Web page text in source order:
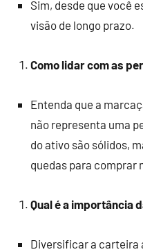
Sim, desde que você
visão de longo prazo.
Como lidar com as
Entenda que a
não representa uma
do ativo são sólidos,
quedas para comprar
Qual é a importância
Diversificar a carteira